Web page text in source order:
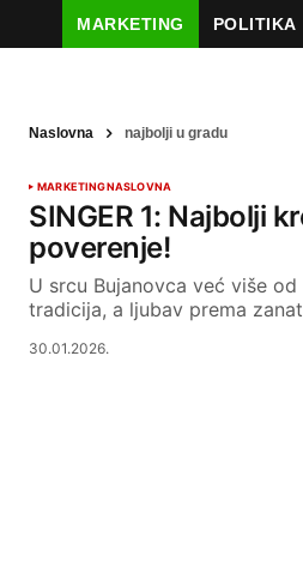
MARKETING POLITIKA
Naslovna najbolji u gradu
MARKETINGNASLOVNA
SINGER 1: Najbolji
poverenje!
U srcu Bujanovca već više
tradicija, a ljubav prema
30.01.2026.